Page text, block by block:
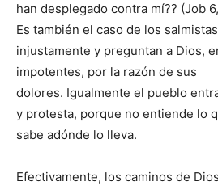
han desplegado contra mí?? (Job
Es también el caso de los
injustamente y preguntan a Dios,
impotentes, por la razón de sus
dolores. Igualmente el pueblo
y protesta, porque no entiende lo
sabe adónde lo lleva.
Efectivamente, los caminos de